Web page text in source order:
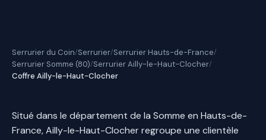
Serrurier du Coin/Serrurier/Serrurier Hauts-de-France/
Serrurier Somme (80)/Serrurier Ailly-le-Haut-Clocher/
Coffre Ailly-le-Haut-Clocher
Situé dans le département de la Somme en Hauts-de-
France, Ailly-le-Haut-Clocher regroupe une clientèle